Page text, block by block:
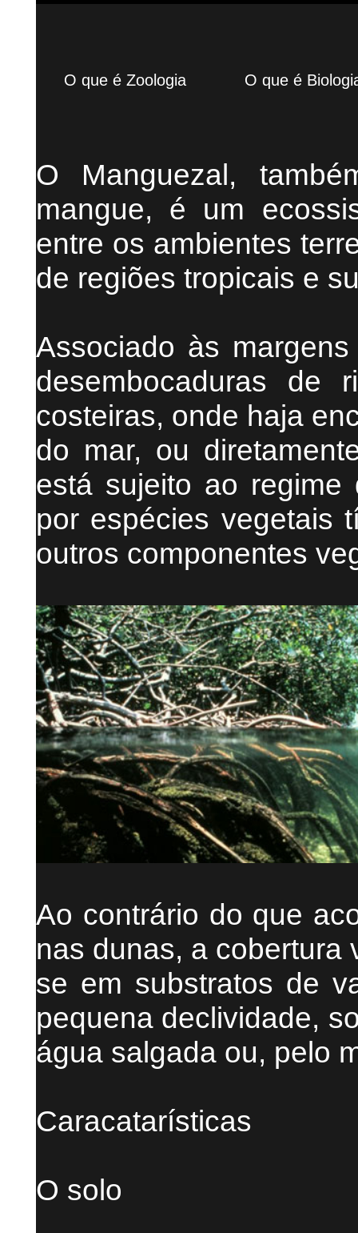
O que é Zoologia O que é
O Manguezal,
mangue, é um
entre os ambientes
de regiões tropicais e
Associado às
desembocaduras de
costeiras, onde haja
do mar, ou
está sujeito ao regime
por espécies vegetais
outros componentes
Ao contrário do que
nas dunas, a cobertura
se em substratos de
pequena declividade,
água salgada ou, pelo
Caracatarísticas
O solo